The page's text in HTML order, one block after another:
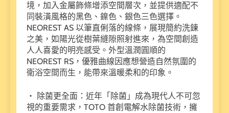
境，加入金屬飾條增添空間層次，並提供適配不
同裝潢風格的黑色、鎳色、銀色三色選擇。
NEOREST AS 以筆直俐落的線條，展現簡約洗鍊
之美，如陽光從樹葉縫隙照射進來，為空間創造
人人喜愛的明亮感受。外型溫潤圓順的
NEOREST RS，優雅曲線因應想營造自然氛圍的
衛浴空間而生，能帶來溫暖柔和的印象。
・ 除菌更全面：近年「除菌」成為現代人不可忽
視的重要需求，TOTO 首創電解水除菌技術，擁